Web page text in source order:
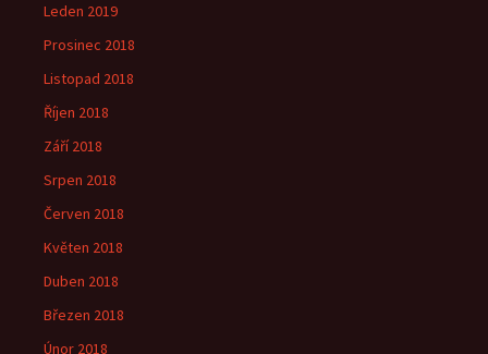
Leden 2019
Prosinec 2018
Listopad 2018
Říjen 2018
Září 2018
Srpen 2018
Červen 2018
Květen 2018
Duben 2018
Březen 2018
Únor 2018